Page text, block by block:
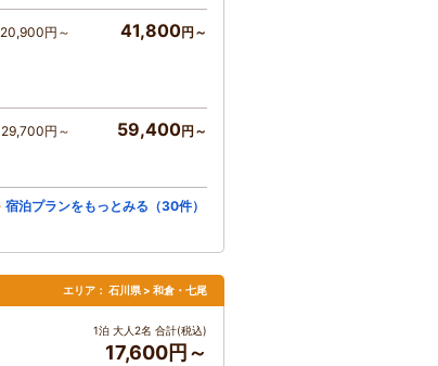
20,900円～ 41,800円～
29,700円～ 59,400円～
宿泊プランをもっとみる（30件）
エリア： 石川県 > 和倉・七尾
1泊 大人2名 合計(税込)
17,600円～